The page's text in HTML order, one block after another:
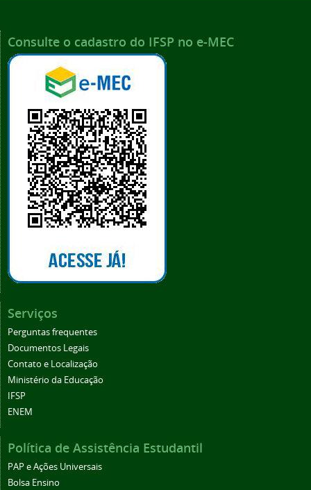
Consulte o cadastro do IFSP no e-MEC
Serviços
Perguntas frequentes
Documentos Legais
Contato e Localização
Ministério da Educação
IFSP
ENEM
Política de Assistência Estudantil
PAP e Ações Universais
Bolsa Ensino